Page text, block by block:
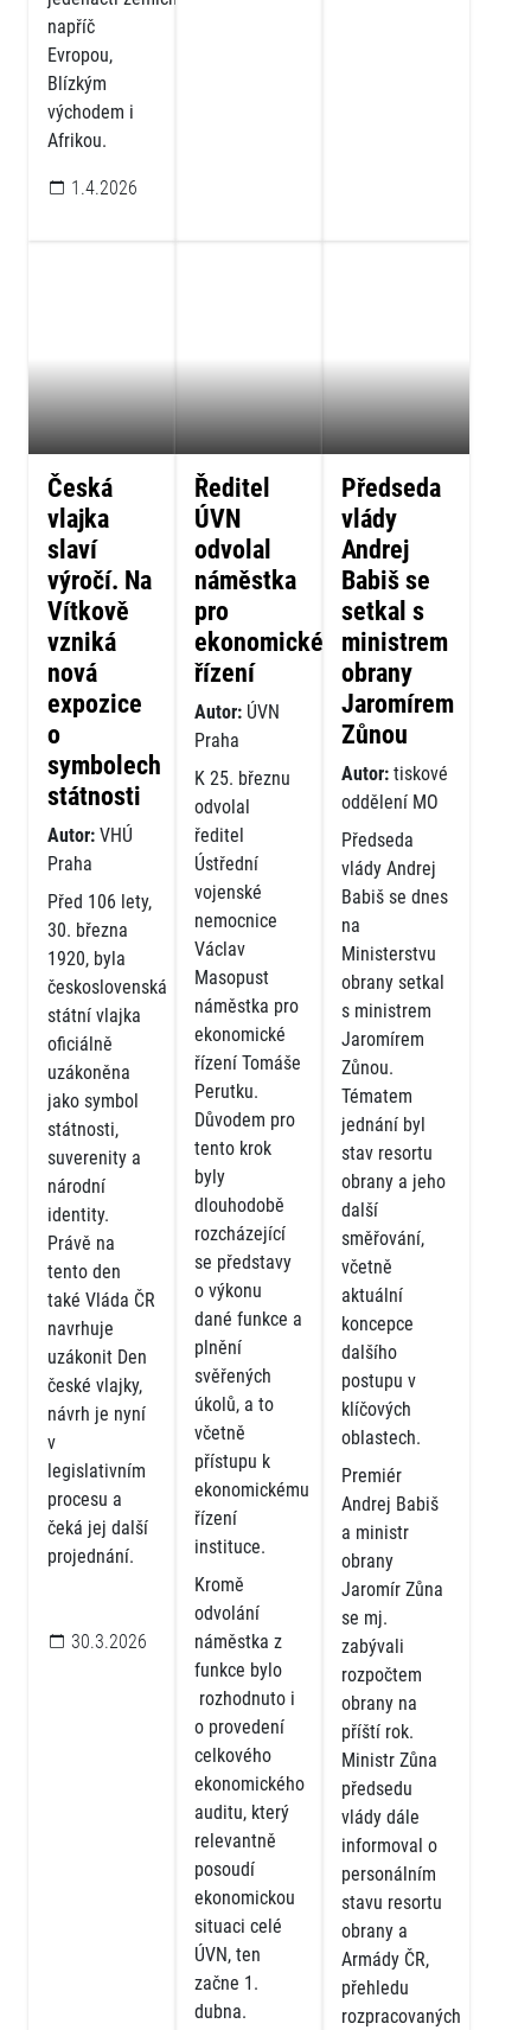
napříč
Evropou,
Blízkým
východem i
Afrikou.
1.4.2026
Česká
vlajka
slaví
výročí. Na
Vítkově
vzniká
nová
expozice
o
symbolech
státnosti
Autor: VHÚ
Praha
Před 106 lety,
30. března
1920, byla
československá
státní vlajka
oficiálně
uzákoněna
jako symbol
státnosti,
suverenity a
národní
identity.
Právě na
tento den
také Vláda ČR
navrhuje
uzákonit Den
české vlajky,
návrh je nyní
v
legislativním
procesu a
čeká jej další
projednání.
30.3.2026
Ředitel
ÚVN
odvolal
náměstka
pro
ekonomické
řízení
Autor: ÚVN
Praha
K 25. březnu
odvolal
ředitel
Ústřední
vojenské
nemocnice
Václav
Masopust
náměstka pro
ekonomické
řízení Tomáše
Perutku.
Důvodem pro
tento krok
byly
dlouhodobě
rozcházející
se představy
o výkonu
dané funkce a
plnění
svěřených
úkolů, a to
včetně
přístupu k
ekonomickému
řízení
instituce.
Kromě
odvolání
náměstka z
funkce bylo
rozhodnuto i
o provedení
celkového
ekonomického
auditu, který
relevantně
posoudí
ekonomickou
situaci celé
ÚVN, ten
začne 1.
dubna.
Předseda
vlády
Andrej
Babiš se
setkal s
ministrem
obrany
Jaromírem
Zůnou
Autor: tiskové
oddělení MO
Předseda
vlády Andrej
Babiš se dnes
na
Ministerstvu
obrany setkal
s ministrem
Jaromírem
Zůnou.
Tématem
jednání byl
stav resortu
obrany a jeho
další
směřování,
včetně
aktuální
koncepce
dalšího
postupu v
klíčových
oblastech.
Premiér
Andrej Babiš
a ministr
obrany
Jaromír Zůna
se mj.
zabývali
rozpočtem
obrany na
příští rok.
Ministr Zůna
předsedu
vlády dále
informoval o
personálním
stavu resortu
obrany a
Armády ČR,
přehledu
rozpracovaných